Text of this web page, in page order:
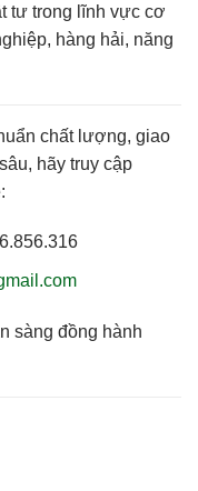
tư trong lĩnh vực cơ
hàng hải, năng
chất lượng, giao
, hãy truy cập
sàng đồng hành